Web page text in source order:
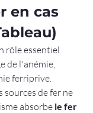
en cas
rôle essentiel
de l'anémie,
ferriprive.
sources de fer ne
absorbe le fer